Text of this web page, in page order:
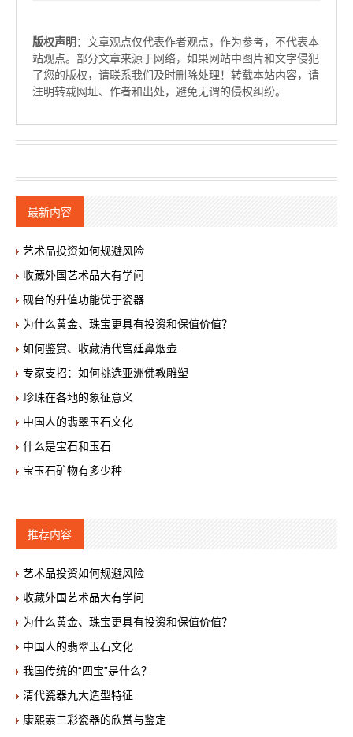
版权声明 ：文章观点仅代表作者观点，作为参考，不代表本
站观点。部分文章来源于网络，如果网站中图片和文字侵犯
了您的版权，请联系我们及时删除处理！转载本站内容，请
注明转载网址、作者和出处，避免无谓的侵权纠纷。
最新内容
艺术品投资如何规避风险
收藏外国艺术品大有学问
砚台的升值功能优于瓷器
为什么黄金、珠宝更具有投资和保值价值？
如何鉴赏、收藏清代宫廷鼻烟壶
专家支招：如何挑选亚洲佛教雕塑
珍珠在各地的象征意义
中国人的翡翠玉石文化
什么是宝石和玉石
宝玉石矿物有多少种
推荐内容
艺术品投资如何规避风险
收藏外国艺术品大有学问
为什么黄金、珠宝更具有投资和保值价值？
中国人的翡翠玉石文化
我国传统的“四宝”是什么？
清代瓷器九大造型特征
康熙素三彩瓷器的欣赏与鉴定